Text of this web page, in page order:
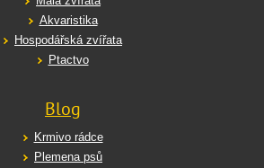
Akvaristika
Hospodářská zvířata
Ptactvo
Blog
Krmivo rádce
Plemena psů